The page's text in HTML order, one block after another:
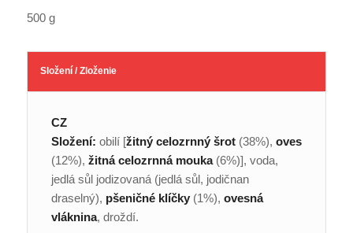
500 g
Složení / Zloženie
CZ
Složení: obilí [žitný celozrnný šrot(38%), oves
(12%), žitná celozrnná mouka(6%)], voda,
jedlá sůl jodizovaná (jedlá sůl, jodičnan
draselný), pšeničné klíčky(1%), ovesná
vláknina, droždí.